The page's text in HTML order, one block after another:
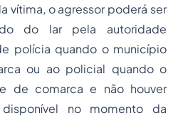
vítima, o agressor poderá ser
do lar pela autoridade
polícia quando o município
ou ao policial quando o
de comarca e não houver
no momento da